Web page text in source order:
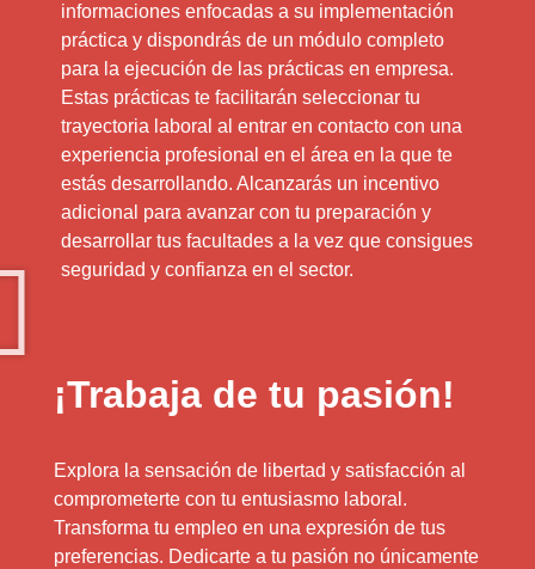
informaciones enfocadas a su implementación
práctica y dispondrás de un módulo completo
para la ejecución de las prácticas en empresa.
Estas prácticas te facilitarán seleccionar tu
trayectoria laboral al entrar en contacto con una
experiencia profesional en el área en la que te
estás desarrollando. Alcanzarás un incentivo
adicional para avanzar con tu preparación y
desarrollar tus facultades a la vez que consigues
seguridad y confianza en el sector.
¡Trabaja de tu pasión!
Explora la sensación de libertad y satisfacción al
comprometerte con tu entusiasmo laboral.
Transforma tu empleo en una expresión de tus
preferencias. Dedicarte a tu pasión no únicamente